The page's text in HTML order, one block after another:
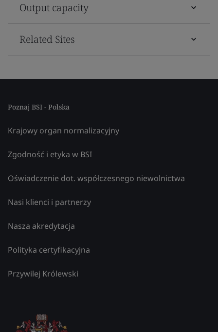
Output capacity
Related Sites
Poznaj BSI - Polska
Krajowy organ normalizacyjny
Zgodność i etyka w BSI
Oświadczenie dot. współczesnego niewolnictwa
Nasi klienci i partnerzy
Nasza akredytacja
Polityka certyfikacyjna
Przywilej Królewski